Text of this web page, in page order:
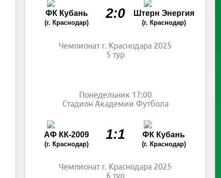
ФК Кубань
(г. Краснодар)
2:0 Штерн Энергия
(г. Краснодар)
Чемпионат г. Краснодара 2025
5 тур
Понедельник 17:00
Стадион Академии Футбола
АФ КК-2009
(г. Краснодар)
1:1 ФК Кубань
(г. Краснодар)
Чемпионат г. Краснодара 2025
6 тур